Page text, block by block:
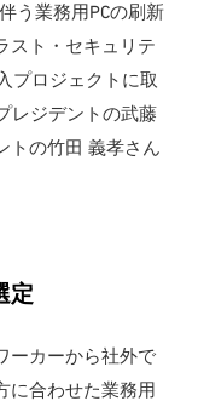
う業務用PCの刷新
スト・セキュリテ
プロジェクトに取
レジデントの武藤
トの竹田 義孝さん
定
ーカーから社外で
に合わせた業務用